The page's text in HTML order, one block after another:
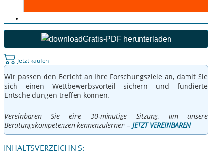
Gratis-PDF herunterladen
Jetzt kaufen
Wir passen den Bericht an Ihre Forschungsziele an, damit Sie
sich einen Wettbewerbsvorteil sichern und fundierte
Entscheidungen treffen können.
Vereinbaren Sie eine 30-minütige Sitzung, um unsere
Beratungskompetenzen kennenzulernen – JETZT VEREINBAREN
INHALTSVERZEICHNIS: